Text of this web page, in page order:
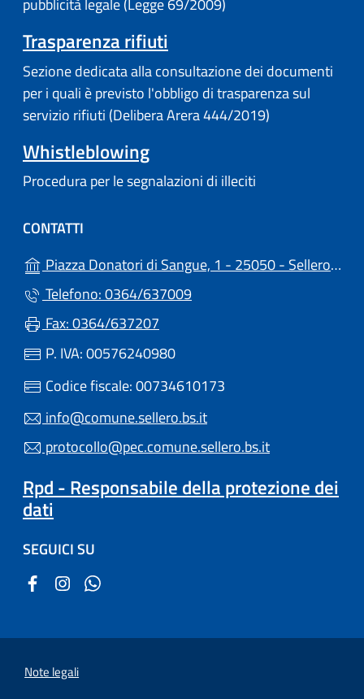
pubblicità legale (Legge 69/2009)
Trasparenza rifiuti
Sezione dedicata alla consultazione dei documenti
per i quali è previsto l'obbligo di trasparenza sul
servizio rifiuti (Delibera Arera 444/2019)
Whistleblowing
Procedura per le segnalazioni di illeciti
CONTATTI
Piazza Donatori di Sangue, 1 - 25050 - Sellero (BS)
Telefono: 0364/637009
Fax: 0364/637207
P. IVA: 00576240980
Codice fiscale: 00734610173
info@comune.sellero.bs.it
protocollo@pec.comune.sellero.bs.it
Rpd - Responsabile della protezione dei
dati
SEGUICI SU
Note legali